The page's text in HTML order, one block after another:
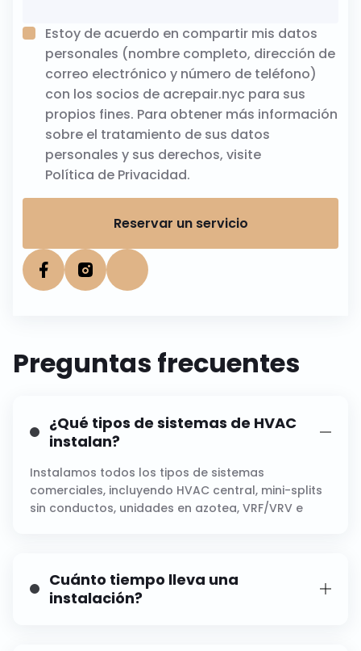
Estoy de acuerdo en compartir mis datos
personales (nombre completo, dirección de
correo electrónico y número de teléfono)
con los socios de acrepair.nyc para sus
propios fines. Para obtener más información
sobre el tratamiento de sus datos
personales y sus derechos, visite
Política de Privacidad.
Reservar un servicio
Preguntas frecuentes
¿Qué tipos de sistemas de HVAC
instalan?
Instalamos todos los tipos de sistemas
comerciales, incluyendo HVAC central, mini-splits
sin conductos, unidades en azotea, VRF/VRV e
Cuánto tiempo lleva una
instalación?